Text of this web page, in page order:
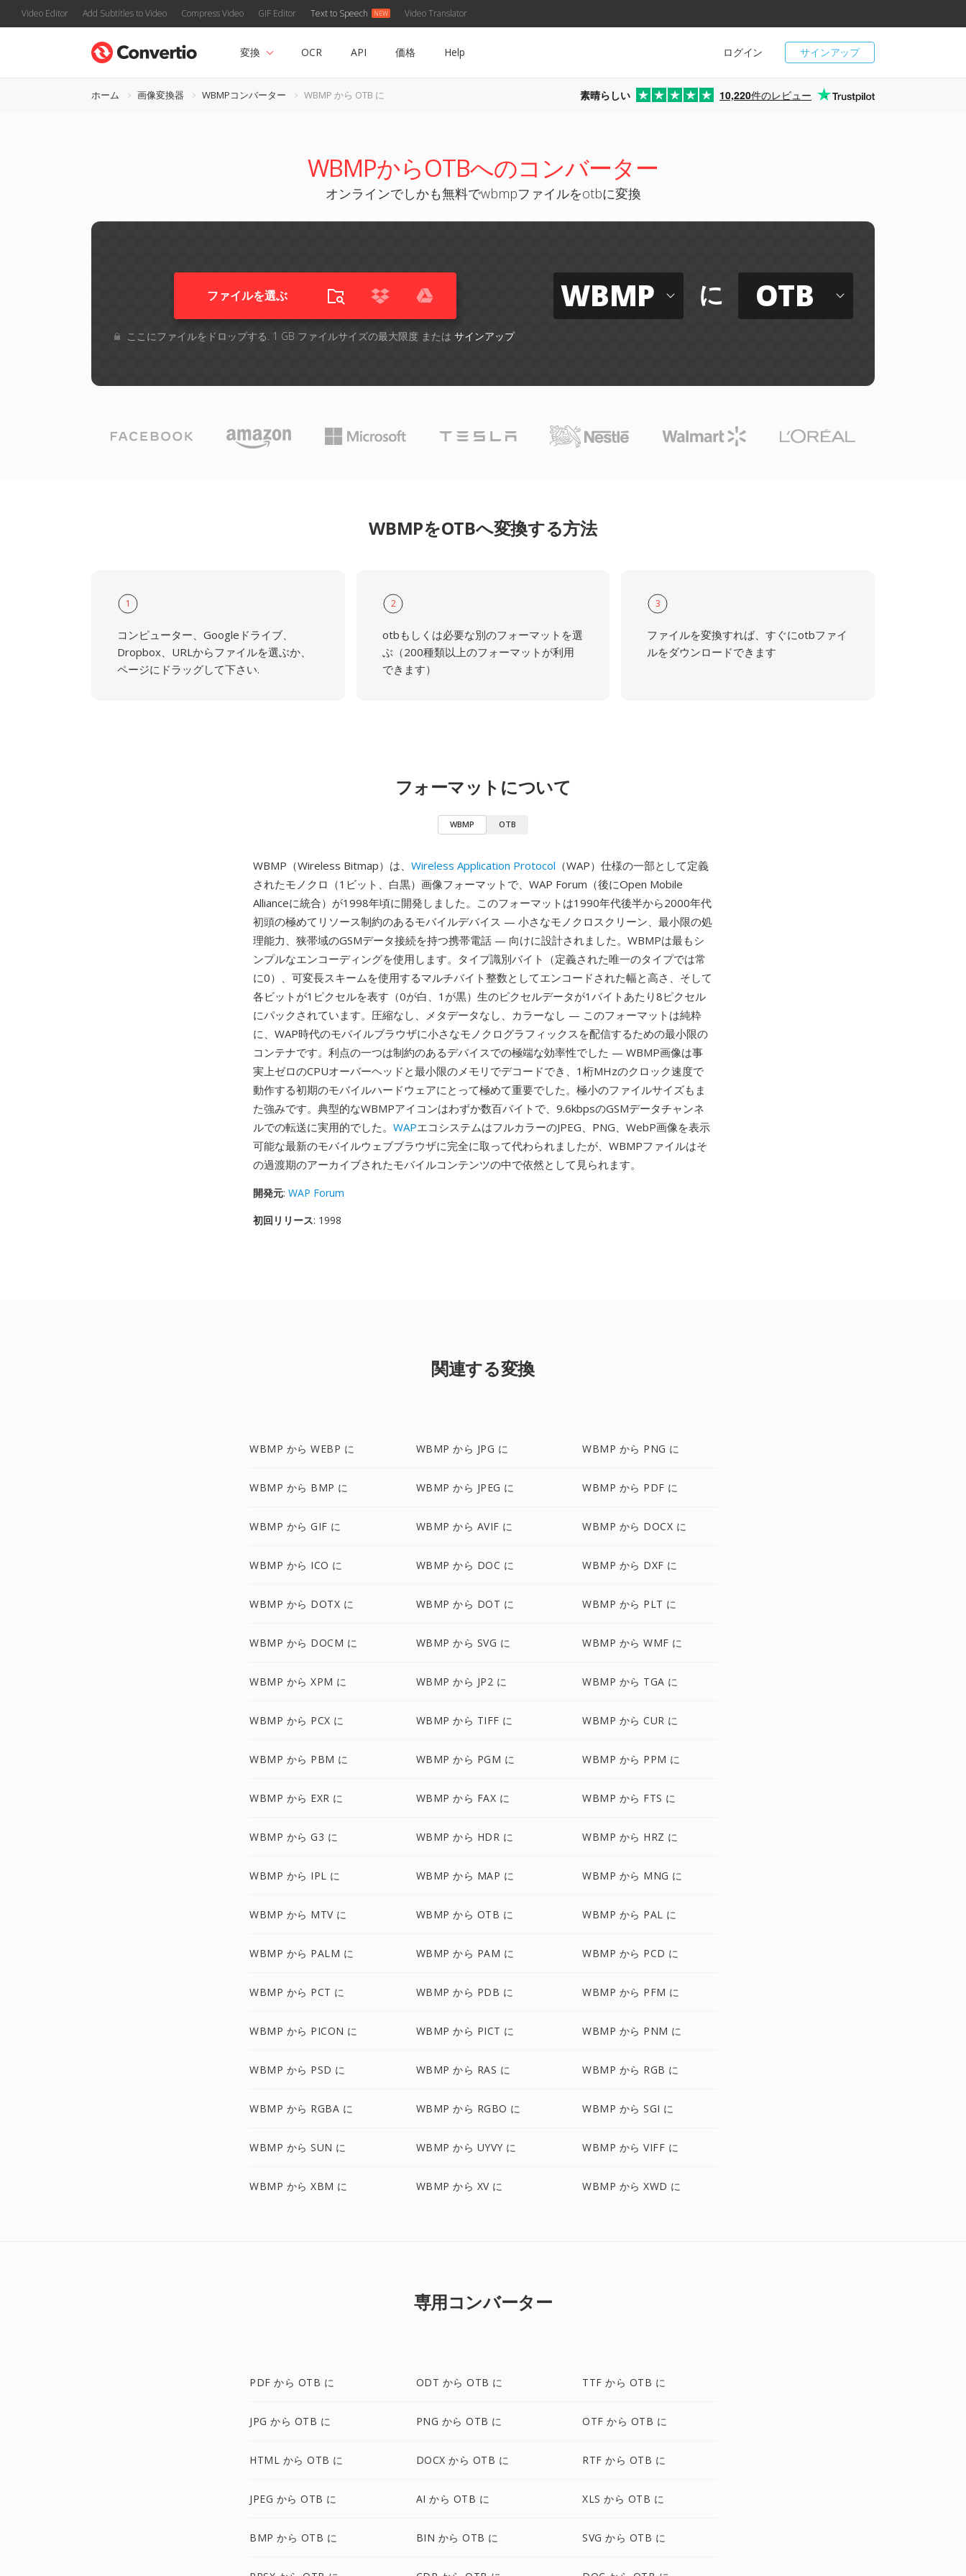
Video Editor Add Subtitles to Video Compress Video GIF Editor Text to Speech Video Translator
サインアップ
ログイン
変換 OCR API 価格 Help
ホーム 画像変換器 WBMPコンバーター WBMP から OTB に 素晴らしい 10,220件のレビュー
WBMPからOTBへのコンバーター
オンラインでしかも無料でwbmpファイルをotbに変換
ファイルを選ぶ
ここにファイルをドロップする. 1 GB ファイルサイズの最大限度 または サインアップ
WBMP に OTB
WBMPをOTBへ変換する方法
1
コンピューター、Googleドライブ、
Dropbox、URLからファイルを選ぶか、
ページにドラッグして下さい.
2
otbもしくは必要な別のフォーマットを選
ぶ（200種類以上のフォーマットが利用
できます）
3
ファイルを変換すれば、すぐにotbファイ
ルをダウンロードできます
フォーマットについて
WBMP OTB
WBMP（Wireless Bitmap）は、 Wireless Application Protocol （WAP）仕様の一部として定義
されたモノクロ（1ビット、白黒）画像フォーマットで、WAP Forum（後にOpen Mobile
Allianceに統合）が1998年頃に開発しました。このフォーマットは1990年代後半から2000年代
初頭の極めてリソース制約のあるモバイルデバイス — 小さなモノクロスクリーン、最小限の処
理能力、狭帯域のGSMデータ接続を持つ携帯電話 — 向けに設計されました。WBMPは最もシ
ンプルなエンコーディングを使用します。タイプ識別バイト（定義された唯一のタイプでは常
に0）、可変長スキームを使用するマルチバイト整数としてエンコードされた幅と高さ、そして
各ビットが1ピクセルを表す（0が白、1が黒）生のピクセルデータが1バイトあたり8ピクセル
にパックされています。圧縮なし、メタデータなし、カラーなし — このフォーマットは純粋
に、WAP時代のモバイルブラウザに小さなモノクログラフィックスを配信するための最小限の
コンテナです。利点の一つは制約のあるデバイスでの極端な効率性でした — WBMP画像は事
実上ゼロのCPUオーバーヘッドと最小限のメモリでデコードでき、1桁MHzのクロック速度で
動作する初期のモバイルハードウェアにとって極めて重要でした。極小のファイルサイズもま
た強みです。典型的なWBMPアイコンはわずか数百バイトで、9.6kbpsのGSMデータチャンネ
ルでの転送に実用的でした。 WAPエコシステムはフルカラーのJPEG、PNG、WebP画像を表示
可能な最新のモバイルウェブブラウザに完全に取って代わられましたが、WBMPファイルはそ
の過渡期のアーカイブされたモバイルコンテンツの中で依然として見られます。
開発元: WAP Forum
初回リリース: 1998
関連する変換
WBMP から WEBP に WBMP から JPG に WBMP から PNG に
WBMP から BMP に WBMP から JPEG に WBMP から PDF に
WBMP から GIF に WBMP から AVIF に WBMP から DOCX に
WBMP から ICO に WBMP から DOC に WBMP から DXF に
WBMP から DOTX に WBMP から DOT に WBMP から PLT に
WBMP から DOCM に WBMP から SVG に WBMP から WMF に
WBMP から XPM に WBMP から JP2 に WBMP から TGA に
WBMP から PCX に WBMP から TIFF に WBMP から CUR に
WBMP から PBM に WBMP から PGM に WBMP から PPM に
WBMP から EXR に WBMP から FAX に WBMP から FTS に
WBMP から G3 に WBMP から HDR に WBMP から HRZ に
WBMP から IPL に WBMP から MAP に WBMP から MNG に
WBMP から MTV に WBMP から OTB に WBMP から PAL に
WBMP から PALM に WBMP から PAM に WBMP から PCD に
WBMP から PCT に WBMP から PDB に WBMP から PFM に
WBMP から PICON に WBMP から PICT に WBMP から PNM に
WBMP から PSD に WBMP から RAS に WBMP から RGB に
WBMP から RGBA に WBMP から RGBO に WBMP から SGI に
WBMP から SUN に WBMP から UYVY に WBMP から VIFF に
WBMP から XBM に WBMP から XV に WBMP から XWD に
専用コンバーター
PDF から OTB に ODT から OTB に TTF から OTB に
JPG から OTB に PNG から OTB に OTF から OTB に
HTML から OTB に DOCX から OTB に RTF から OTB に
JPEG から OTB に AI から OTB に XLS から OTB に
BMP から OTB に BIN から OTB に SVG から OTB に